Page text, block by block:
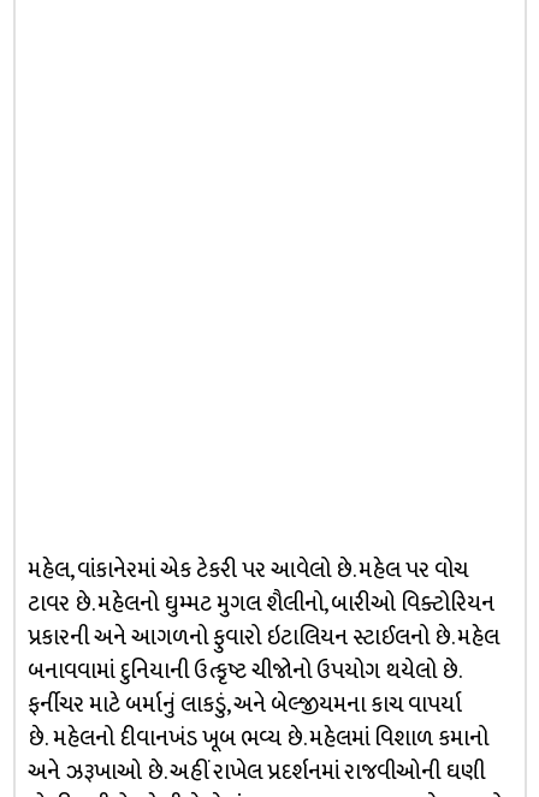
મહેલ, વાંકાનેરમાં એક ટેકરી પર આવેલો છે. મહેલ પર વોચ
ટાવર છે. મહેલનો ઘુમ્મટ મુગલ શૈલીનો, બારીઓ વિક્ટોરિયન
પ્રકારની અને આગળનો ફુવારો ઇટાલિયન સ્ટાઈલનો છે. મહેલ
બનાવવામાં દુનિયાની ઉત્કૃષ્ટ ચીજોનો ઉપયોગ થયેલો છે.
ફર્નીચર માટે બર્માનું લાકડું, અને બેલ્જીયમના કાચ વાપર્યા
છે. મહેલનો દીવાનખંડ ખૂબ ભવ્ય છે. મહેલમાં વિશાળ કમાનો
અને ઝરૂખાઓ છે. અહીં રાખેલ પ્રદર્શનમાં રાજવીઓની ઘણી